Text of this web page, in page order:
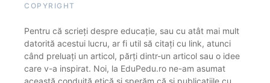
COPYRIGHT
Pentru că scrieți despre educație, sau cu atât mai mult
datorită acestui lucru, ar fi util să citați cu link, atunci
când preluați un articol, părți dintr-un articol sau o idee
care v-a inspirat. Noi, la EduPedu.ro ne-am asumat
această conduită etică și sperăm că și publicațiile cu